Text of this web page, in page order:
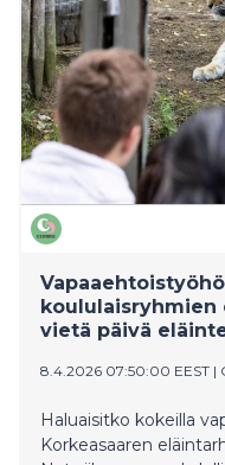
koululaisryhmien
vietä päivä
8.4.2026 07:50:00 EEST |
Haluaisitko kokeilla
Korkeasaaren